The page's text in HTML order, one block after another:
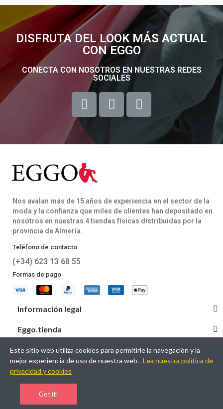
DISFRUTA DEL LOOK MÁS ACTUAL
CON EGGO
CONECTA CON NOSOTROS EN NUESTRAS REDES
SOCIALES
Nos avalan más de 15 años de experiencia en el sector de la
moda y la confianza que miles de clientes han depositado en
nosotros en nuestras 4 tiendas físicas distribuidas por la
provincia de Almería.
Teléfono de contacto
(+34) 623 13 68 55
Formas de pago
Información legal
Eggo.tienda
© 2026 EGGO DEL PONIENTE TEXTIL S.L. Desarrollado por
Este sitio web utiliza cookies para permitirle la navegación y la
mejor experiencia de uso de nuestra web. Lea nuestra política de
privacidad y cookies
Got it!